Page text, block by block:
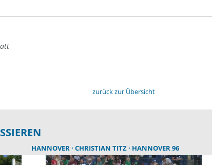
zurück zur Übersicht
HANNOVER CHRISTIAN TITZ HANNOVER 96